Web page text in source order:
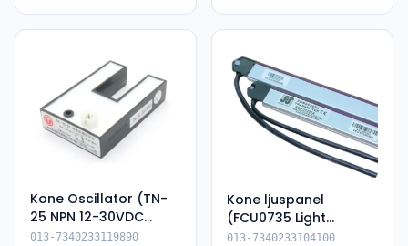
Kone Oscillator (TN-
25 NPN 12-30VDC
KM50069640)
013-7340233119890
Kone ljuspanel
(FCU0735 Light
Curtain 1860mm)
013-7340233104100